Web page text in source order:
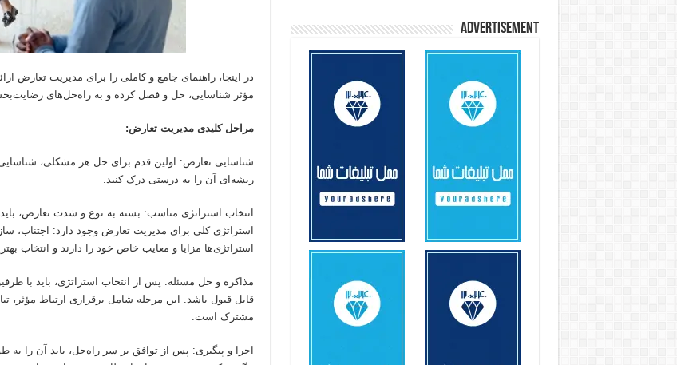
در اینجا، راهنمای جامع و کاملی را برای مدیریت تعارض
مؤثر شناسایی، حل و فصل کرده و به راه‌حل‌های
مراحل کلیدی مدیریت تعارض:
شناسایی تعارض: اولین قدم برای حل هر مشکلی،
ریشه‌ای آن را به درستی درک کنید.
انتخاب استراتژی مناسب: بسته به نوع و شدت تعارض،
استراتژی کلی برای مدیریت تعارض وجود دارد: اجتناب،
استراتژی‌ها مزایا و معایب خاص خود را دارند و انتخاب
مذاکره و حل مسئله: پس از انتخاب استراتژی، باید با
قابل قبول باشد. این مرحله شامل برقراری ارتباط مؤثر،
مشترک است.
اجرا و پیگیری: پس از توافق بر سر راه‌حل، باید آن را
Advertisement